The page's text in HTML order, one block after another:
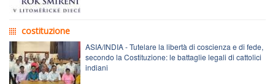
costituzione
ASIA/INDIA - Tutelare la libertà di coscienza e di fede,
secondo la Costituzione: le battaglie legali di cattolici
indiani